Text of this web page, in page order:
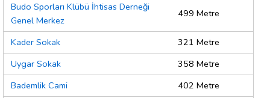
Budo Sporları Klübü İhtisas Derneği
Genel Merkez
499 Metre
Kader Sokak
321 Metre
Uygar Sokak
358 Metre
Bademlik Cami
402 Metre